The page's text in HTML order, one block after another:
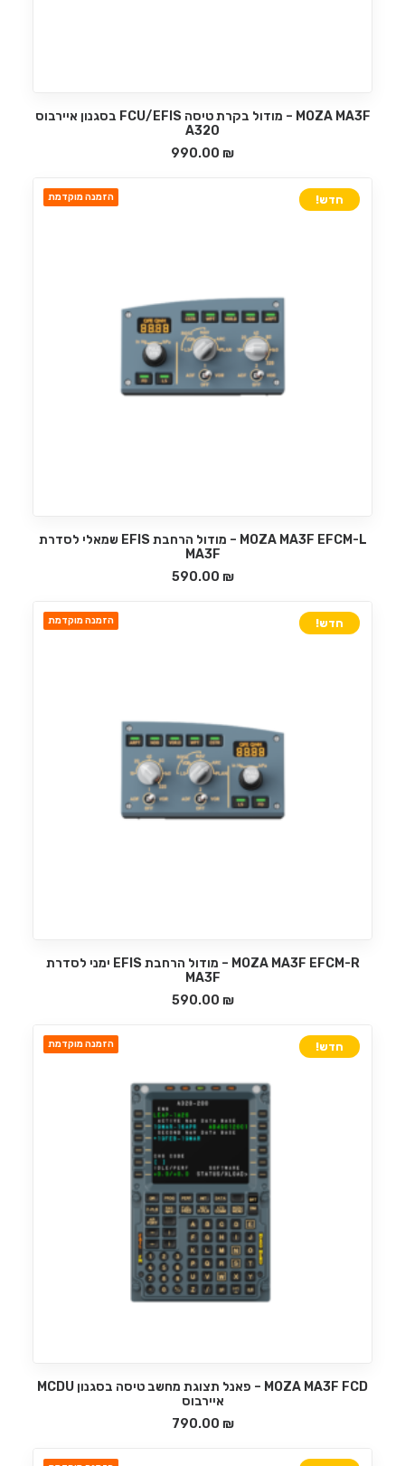
הוספה לסל
MOZA MA3F – מודול בקרת טיסה FCU/EFIS בסגנון איירבוס
A320
990.00 ₪
הזמנה מוקדמת חדש!
הוספה לסל
MOZA MA3F EFCM-L – מודול הרחבת EFIS שמאלי לסדרת
MA3F
590.00 ₪
הזמנה מוקדמת חדש!
הוספה לסל
MOZA MA3F EFCM-R – מודול הרחבת EFIS ימני לסדרת
MA3F
590.00 ₪
הזמנה מוקדמת חדש!
הוספה לסל
MOZA MA3F FCD – פאנל תצוגת מחשב טיסה בסגנון MCDU
איירבוס
790.00 ₪